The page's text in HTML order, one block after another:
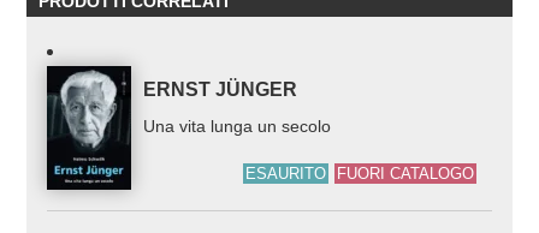
ERNST JÜNGER
Una vita lunga un secolo
ESAURITO FUORI CATALOGO